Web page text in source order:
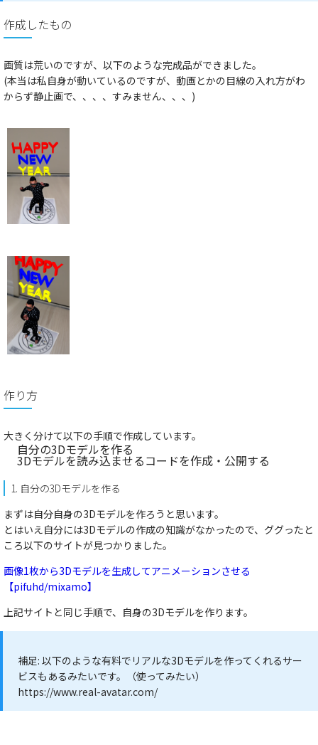
作成したもの
画質は荒いのですが、以下のような完成品ができました。
(本当は私自身が動いているのですが、動画とかの目線の入れ方がわ
からず静止画で、、、、すみません、、、)
作り方
大きく分けて以下の手順で作成しています。
自分の3Dモデルを作る
3Dモデルを読み込ませるコードを作成・公開する
1. 自分の3Dモデルを作る
まずは自分自身の3Dモデルを作ろうと思います。
とはいえ自分には3Dモデルの作成の知識がなかったので、ググったと
ころ以下のサイトが見つかりました。
画像1枚から3Dモデルを生成してアニメーションさせる
【pifuhd/mixamo】
上記サイトと同じ手順で、自身の3Dモデルを作ります。
補足: 以下のような有料でリアルな3Dモデルを作ってくれるサー
ビスもあるみたいです。（使ってみたい）
https://www.real-avatar.com/